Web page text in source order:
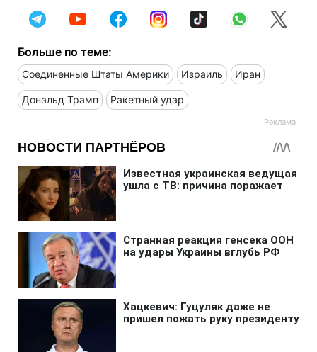
Больше по теме:
Соединенные Штаты Америки Израиль Иран
Дональд Трамп Ракетный удар